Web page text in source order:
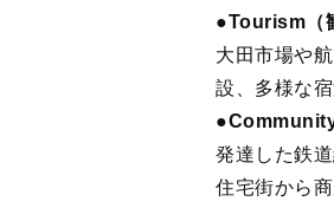
●Tourism（
大田市場や
設、多様な
●Community
発達した鉄
住宅街から